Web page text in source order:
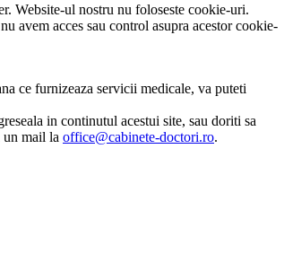
Website-ul nostru nu foloseste cookie-uri.
avem acces sau control asupra acestor cookie-
ce furnizeaza servicii medicale, va puteti
in continutul acestui site, sau doriti sa
un mail la office@cabinete-doctori.ro.